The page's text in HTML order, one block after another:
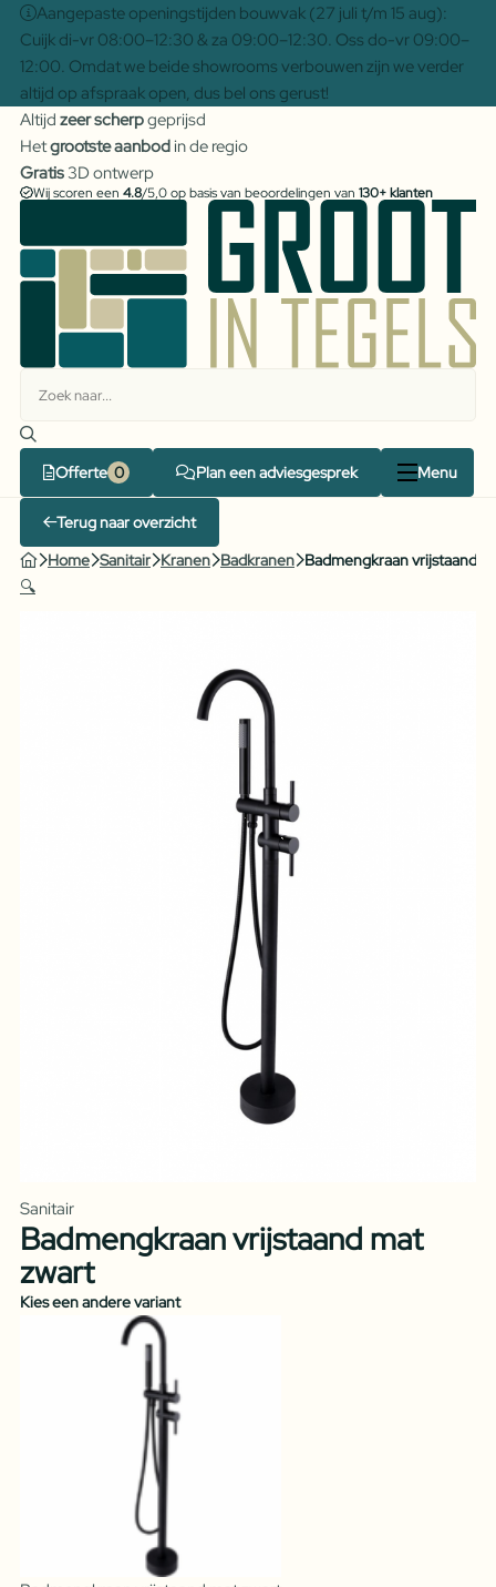
Aangepaste openingstijden bouwvak (27 juli t/m 15 aug):
Cuijk di-vr 08:00–12:30 & za 09:00–12:30. Oss do-vr 09:00–
12:00. Omdat we beide showrooms verbouwen zijn we verder
altijd op afspraak open, dus bel ons gerust!
Altijd zeer scherpgeprijsd
Hetgrootste aanbodin de regio
Gratis3D ontwerp
Wij scoren een 4.8/5,0 op basis van beoordelingen van 130+ klanten
Offerte Plan een adviesgesprek Menu
Terug naar overzicht
Home Sanitair Kranen Badkranen Badmengkraan vrijstaand
🔍
Sanitair
Badmengkraan vrijstaand mat
zwart
Kies een andere variant